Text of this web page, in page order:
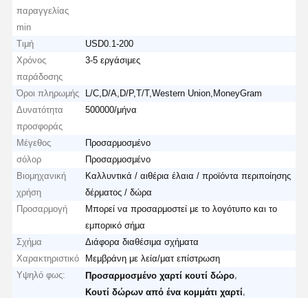
παραγγελίας
min
Τιμή
USD0.1-200
Χρόνος
παράδοσης
3-5 εργάσιμες
Όροι πληρωμής
L/C,D/A,D/P,T/T,Western Union,MoneyGram
Δυνατότητα
προσφοράς
500000/μήνα
Μέγεθος
Προσαρμοσμένο
σόλορ
Προσαρμοσμένο
Βιομηχανική
χρήση
Καλλυντικά / αιθέρια έλαια / προϊόντα περιποίησης
δέρματος / δώρα
Προσαρμογή
Μπορεί να προσαρμοστεί με το λογότυπο και το
εμπορικό σήμα
Σχήμα
Διάφορα διαθέσιμα σχήματα
Χαρακτηριστικό
Μεμβράνη με λεία/ματ επίστρωση
Υψηλό φως:
Προσαρμοσμένο χαρτί κουτί δώρο
Κουτί δώρων από ένα κομμάτι χαρτί